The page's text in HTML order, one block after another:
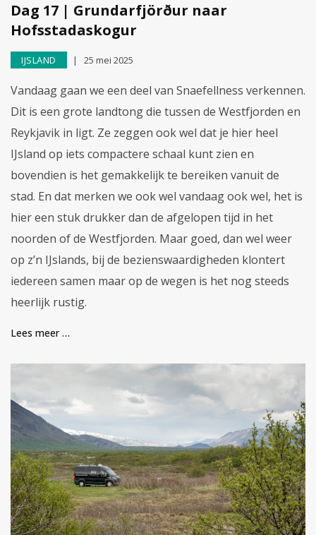
Dag 17 | Grundarfjörður naar
Hofsstadaskogur
IJSLAND 25 mei 2025
Vandaag gaan we een deel van Snaefellness verkennen.
Dit is een grote landtong die tussen de Westfjorden en
Reykjavik in ligt. Ze zeggen ook wel dat je hier heel
IJsland op iets compactere schaal kunt zien en
bovendien is het gemakkelijk te bereiken vanuit de
stad. En dat merken we ook wel vandaag ook wel, het is
hier een stuk drukker dan de afgelopen tijd in het
noorden of de Westfjorden. Maar goed, dan wel weer
op z’n IJslands, bij de bezienswaardigheden klontert
iedereen samen maar op de wegen is het nog steeds
heerlijk rustig.
Lees meer …